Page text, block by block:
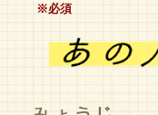
※必須